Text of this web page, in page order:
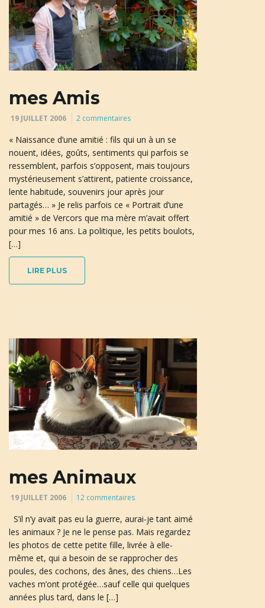
mes Amis
19 JUILLET 2006 2 commentaires
« Naissance d’une amitié : fils qui un à un se
nouent, idées, goûts, sentiments qui parfois se
ressemblent, parfois s’opposent, mais toujours
mystérieusement s’attirent, patiente croissance,
lente habitude, souvenirs jour après jour
partagés… » Je relis parfois ce « Portrait d’une
amitié » de Vercors que ma mère m’avait offert
pour mes 16 ans. La politique, les petits boulots,
[…]
LIRE PLUS
mes Animaux
19 JUILLET 2006 12 commentaires
S’il n’y avait pas eu la guerre, aurai-je tant aimé
les animaux ? Je ne le pense pas. Mais regardez
les photos de cette petite fille, livrée à elle-
même et, qui a besoin de se rapprocher des
poules, des cochons, des ânes, des chiens…Les
vaches m’ont protégée…sauf celle qui quelques
années plus tard, dans le […]